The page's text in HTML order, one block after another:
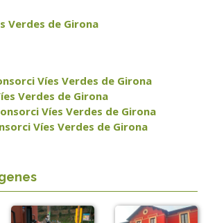
Verdes de Girona
Víes Verdes de Girona
Verdes de Girona
Víes Verdes de Girona
Víes Verdes de Girona